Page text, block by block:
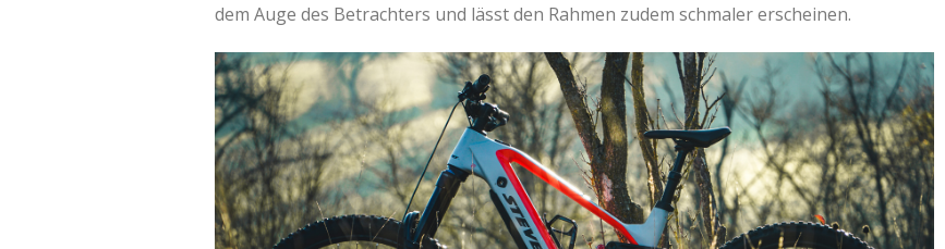
dem Auge des Betrachters und lässt den Rahmen zudem schmaler erscheinen.